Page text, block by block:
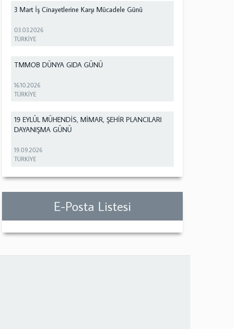
3 Mart İş Cinayetlerine Karşı Mücadele Günü
03.03.2026
TÜRKİYE
TMMOB DÜNYA GIDA GÜNÜ
16.10.2026
TÜRKİYE
19 EYLÜL MÜHENDİS, MİMAR, ŞEHİR PLANCILARI
DAYANIŞMA GÜNÜ
19.09.2026
TÜRKİYE
E-Posta Listesi